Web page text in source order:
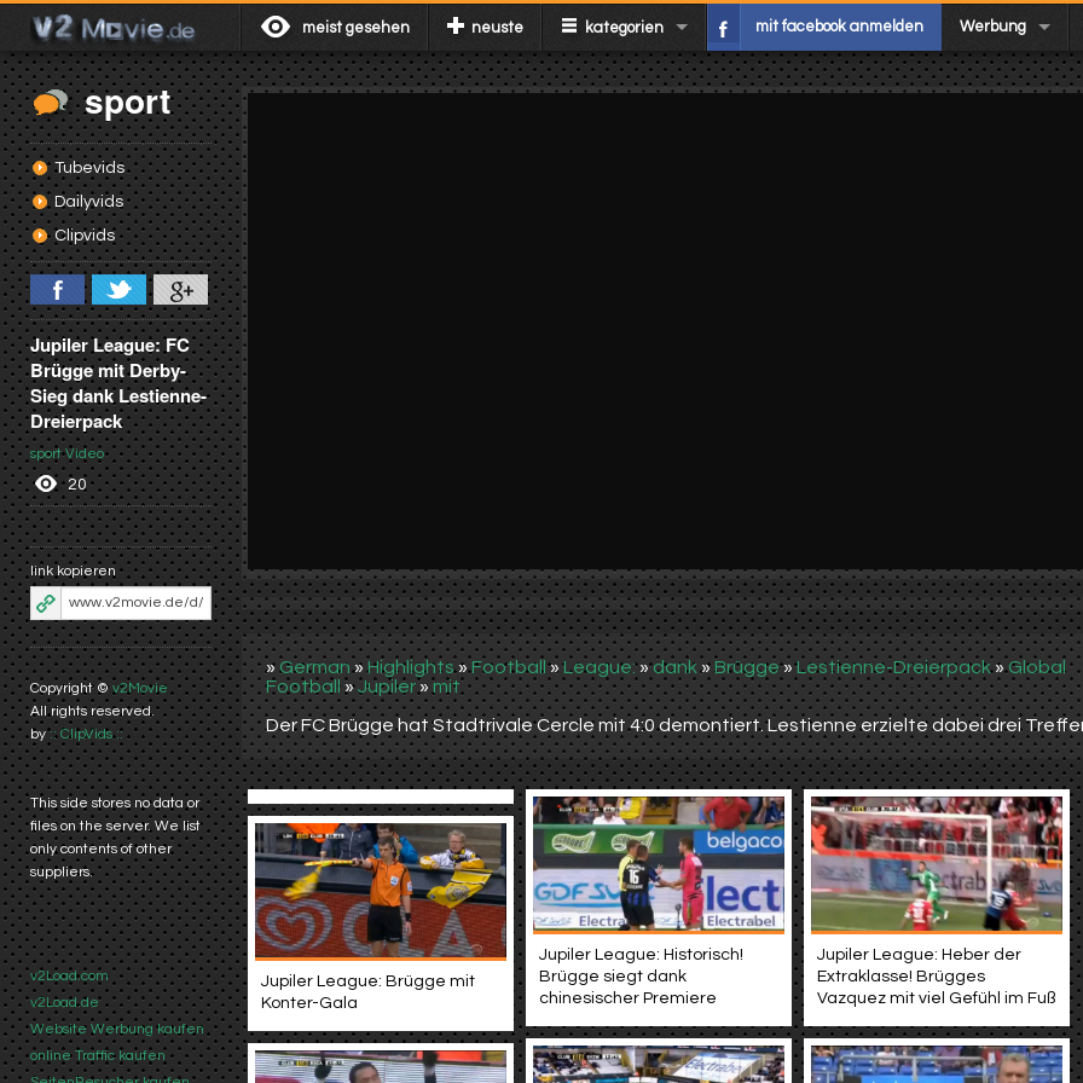
meist gesehen neuste kategorien mit facebook anmelden Werbung
sport
Tubevids
Dailyvids
Clipvids
Jupiler League: FC
Brügge mit Derby-
Sieg dank Lestienne-
Dreierpack
sport Video
20
link kopieren
Copyright © v2Movie
All rights reserved.
by:: ClipVids ::
This side stores no data or
files on the server. We list
only contents of other
suppliers.
v2Load.com
v2Load.de
Website Werbung kaufen
online Traffic kaufen
»German»Highlights»Football»League:»dank»Brügge»Lestienne-Dreierpack»Global
Football »Jupiler» mit
Der FC Brügge hat Stadtrivale Cercle mit 4:0 demontiert. Lestienne erzielte dabei drei
Jupiler League: Historisch!
Brügge siegt dank
chinesischer Premiere
Jupiler League: Heber der
Extraklasse! Brügges
Vazquez mit viel Gefühl im Fuß
Jupiler League: Brügge mit
Konter-Gala